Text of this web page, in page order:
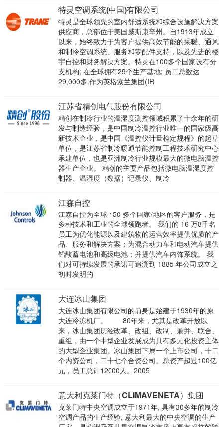
特灵空调系统(中国)有限公司
特灵是全球领先的室内舒适系统和综合设施解决方案
供应商，总部位于美国威斯康辛州。自1913年成立
以来，始终致力于为客户提供高效节能的采暖、通风
和制冷空调系统、服务和零配件支持，以及先进的楼
宇自控和财务解决方案。特灵在100多个国家设有分
支机构; 在全球拥有29个生产基地; 员工总数达
29,000多.作为英格索兰集团(IR
江苏省精创电气股份有限公司
精创在制冷行业的温湿度测控领域积累了十余年的研
发与制造经验，是中国制冷温控行业唯一的国家级高
新技术企业，是中国《温控仪计量检定规程》的起草
单位，是江苏省制冷暖通节能控制工程技术研究中心
承建单位，也是亚洲制冷行业规模最大的微电脑温控
器生产企业。 精创的主要产品包括微电脑温湿度控
制器、温湿度（数据）记录仪、制冷
江森自控
江森自控为全球 150 多个国家/地区的客户服务，是
多种技术和工业的全球领跑者。 我们的 16 万8千名
员工为优化能源以及建筑物的运营效率提供优质的产
品、服务和解决方案；为混合动力车和电动汽车提供
铅酸蓄电池和高级电池；并提供汽车内饰系统。 我
们对可持续发展的承诺可追溯到 1885 年公司成立之
初时发明的
大连冰山集团
大连冰山集团有限公司的前身是始建于1930年的原
大连冷冻机厂。 80年来，尤其是改革开放以
来，冰山集团历经改革、改组、改制、兼并、联合、
重组，由一个中型企业发展成为具有多元化投资主体
的大型企业集团。冰山集团下属一个上市公司，十二
个内资公司，二十七个合资公司。总资产超过100亿
元，员工总计12000人。2005
意大利克莱门特（CLIMAVENETA）集团
克莱门特中央空调成立于1971年, 具有30多年的制冷
空调产品的生产经验, 意大利最大的中央空调的生产